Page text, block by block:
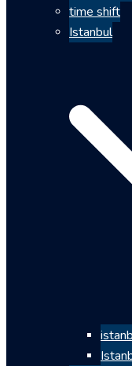
time shift
Istanbul